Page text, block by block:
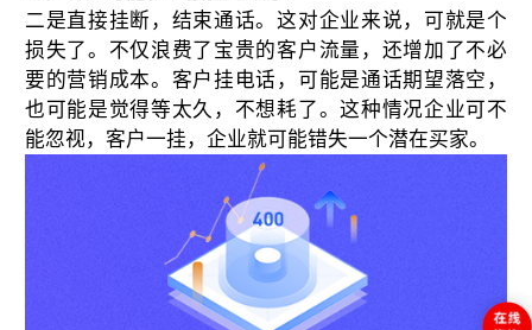
二是直接挂断，结束通话。这对企业来说，可就是个
损失了。不仅浪费了宝贵的客户流量，还增加了不必
要的营销成本。客户挂电话，可能是通话期望落空，
也可能是觉得等太久，不想耗了。这种情况企业可不
能忽视，客户一挂，企业就可能错失一个潜在买家。